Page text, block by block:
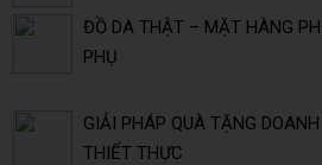
ĐỒ DA THẬT – MẶT HÀNG
PHỤ
GIẢI PHÁP QUÀ TẶNG
THIẾT THỰC